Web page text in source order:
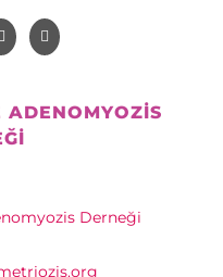
ADENOMYOZIS